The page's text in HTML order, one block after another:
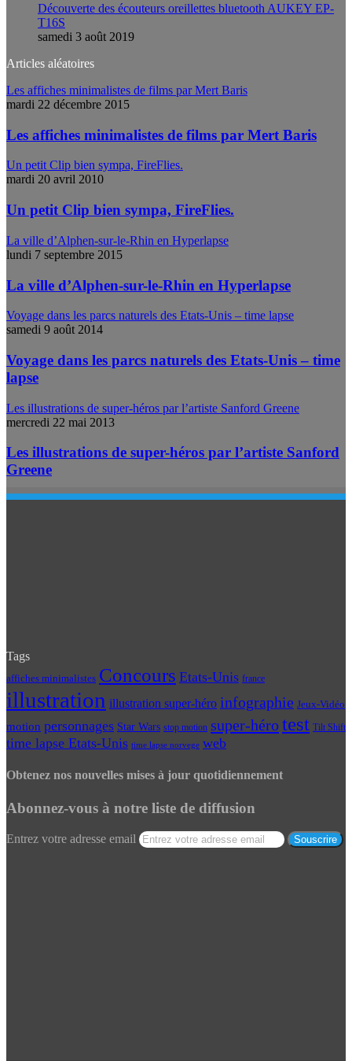
Découverte des écouteurs oreillettes bluetooth AUKEY EP-
T16S
samedi 3 août 2019
Articles aléatoires
Les affiches minimalistes de films par Mert Baris
mardi 22 décembre 2015
Les affiches minimalistes de films par Mert Baris
Un petit Clip bien sympa, FireFlies.
mardi 20 avril 2010
Un petit Clip bien sympa, FireFlies.
La ville d’Alphen-sur-le-Rhin en Hyperlapse
lundi 7 septembre 2015
La ville d’Alphen-sur-le-Rhin en Hyperlapse
Voyage dans les parcs naturels des Etats-Unis – time lapse
samedi 9 août 2014
Voyage dans les parcs naturels des Etats-Unis – time
lapse
Les illustrations de super-héros par l’artiste Sanford Greene
mercredi 22 mai 2013
Les illustrations de super-héros par l’artiste Sanford
Greene
Tags
affiches minimalistes Concours Etats-Unis france
illustration illustration super-héro infographie Jeux-Vidéo
motion personnages Star Wars stop motion super-hérotest Tilt Shift
time lapse Etats-Unis time lapse norvege web
Obtenez nos nouvelles mises à jour quotidiennement
Abonnez-vous à notre liste de diffusion
Entrez votre adresse email